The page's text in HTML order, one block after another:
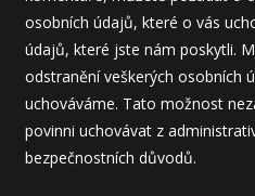
osobních údajů, které o vás
údajů, které jste nám poskytli.
odstranění veškerých osobních
uchováváme. Tato možnost
povinni uchovávat z
bezpečnostních důvodů.